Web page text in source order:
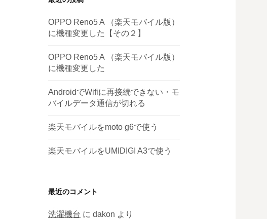
イ
ブ
OPPO Reno5 A （楽天モバイル版）
に機種変更した【その２】
OPPO Reno5 A （楽天モバイル版）
に機種変更した
AndroidでWifiに再接続できない・モ
バイルデータ通信が切れる
楽天モバイルをmoto g6で使う
楽天モバイルをUMIDIGI A3で使う
最近のコメント
洗濯機台 に dakon より